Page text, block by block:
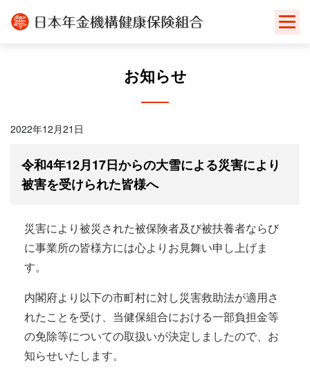
お知らせ
2022年12月21日
令和4年12月17日からの大雪による災害により
被害を受けられた皆様へ
災害により被災された被保険者及び被扶養者ならび
に事業所の皆様方には心よりお見舞い申し上げま
す。
内閣府より以下の市町村に対し災害救助法が適用さ
れたことを受け、当健保組合における一部負担金等
の免除等についての取扱いが決定しましたので、お
知らせいたします。